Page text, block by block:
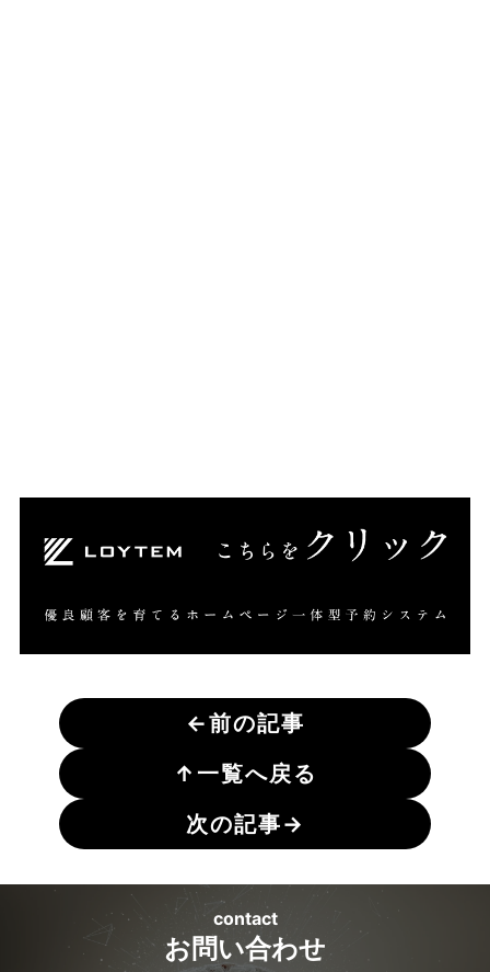
←前の記事
↑ 一覧へ戻る
次の記事→
お問い合わせ
contact